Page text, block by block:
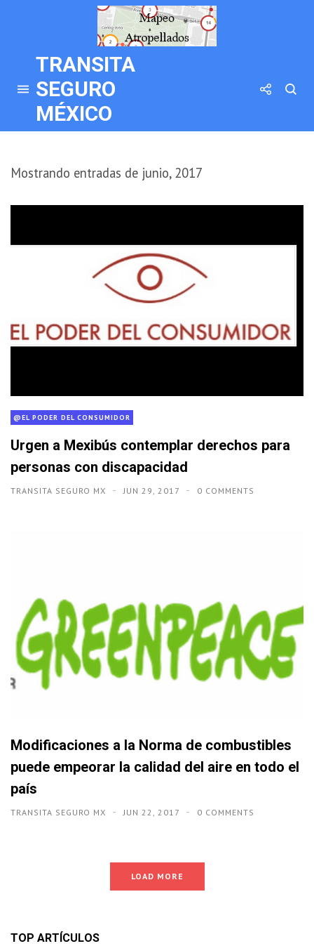
TRANSITA
SEGURO
MÉXICO
Mostrando entradas de junio, 2017
@EL PODER DEL CONSUMIDOR
Urgen a Mexibús contemplar derechos para
personas con discapacidad
TRANSITA SEGURO MX JUN 29, 2017 0 COMMENTS
Modificaciones a la Norma de combustibles
puede empeorar la calidad del aire en todo el
país
TRANSITA SEGURO MX JUN 22, 2017 0 COMMENTS
LOAD MORE
TOP ARTÍCULOS